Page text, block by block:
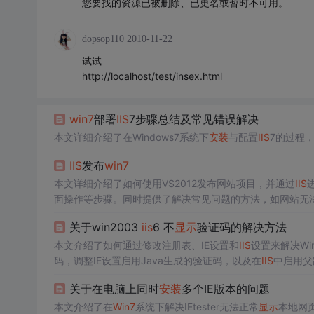
您要找的资源已被删除、已更名或暂时不可用。
dopsop110 2010-11-22
试试
http://localhost/test/insex.html
win7部署IIS7步骤总结及常见错误解决
本文详细介绍了在Windows7系统下安装与配置IIS7的过程
IIS发布win7
本文详细介绍了如何使用VS2012发布网站项目，并通过IIS
面操作等步骤。同时提供了解决常见问题的方法，如网站无
关于win2003 iis6 不显示验证码的解决方法
本文介绍了如何通过修改注册表、IE设置和IIS设置来解决
码，调整IE设置启用Java生成的验证码，以及在IIS中启用
关于在电脑上同时安装多个IE版本的问题
本文介绍了在Win7系统下解决IEtester无法正常 显示本地网